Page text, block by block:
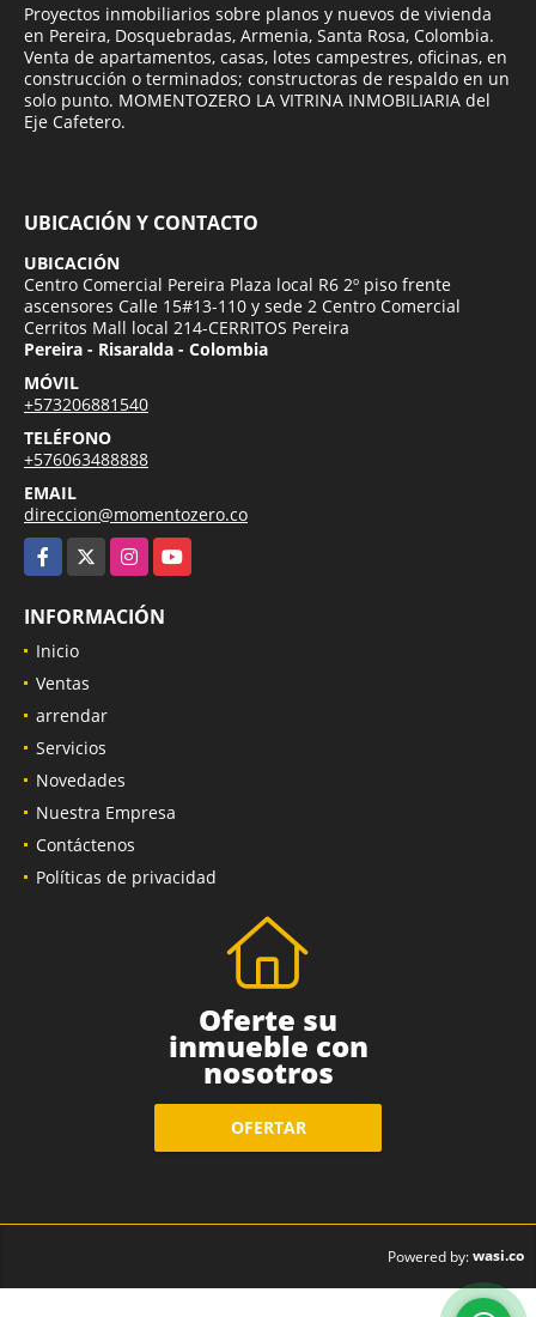
Proyectos inmobiliarios sobre planos y nuevos de vivienda
en Pereira, Dosquebradas, Armenia, Santa Rosa, Colombia.
Venta de apartamentos, casas, lotes campestres, oficinas, en
construcción o terminados; constructoras de respaldo en un
solo punto. MOMENTOZERO LA VITRINA INMOBILIARIA del
Eje Cafetero.
UBICACIÓN Y CONTACTO
UBICACIÓN
Centro Comercial Pereira Plaza local R6 2º piso frente
ascensores Calle 15#13-110 y sede 2 Centro Comercial
Cerritos Mall local 214-CERRITOS Pereira
Pereira - Risaralda - Colombia
MÓVIL
+573206881540
TELÉFONO
+576063488888
EMAIL
direccion@momentozero.co
Facebook
InstagramYouTube
INFORMACIÓN
Inicio
Ventas
arrendar
Servicios
Novedades
Nuestra Empresa
Contáctenos
Políticas de privacidad
Oferte su
inmueble con
nosotros
OFERTAR
Powered by:wasi.co